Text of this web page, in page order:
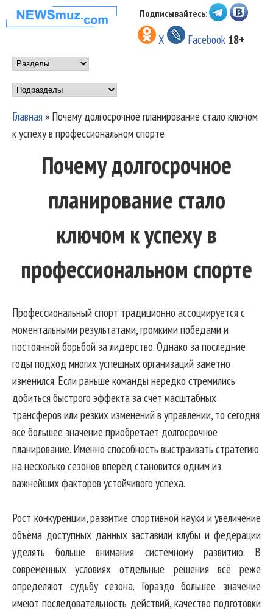
Перейти к основному
содержанию
НОВОСТИ
МУЗЫКИ И
ШОУ БИЗНЕСА
NEWSMUZ.COM
Подписывайтесь:
X Facebook 18+
Main menu
Подразделы
Вы здесь
Главная» Почему долгосрочное планирование стало ключом
к успеху в профессиональном спорте
Почему долгосрочное
планирование стало
ключом к успеху в
профессиональном спорте
Профессиональный спорт традиционно ассоциируется с
моментальными результатами, громкими победами и
постоянной борьбой за лидерство. Однако за последние
годы подход многих успешных организаций заметно
изменился. Если раньше команды нередко стремились
добиться быстрого эффекта за счёт масштабных
трансферов или резких изменений в управлении, то сегодня
всё большее значение приобретает долгосрочное
планирование. Именно способность выстраивать стратегию
на несколько сезонов вперёд становится одним из
важнейших факторов устойчивого успеха.
Рост конкуренции, развитие спортивной науки и увеличение
объёма доступных данных заставили клубы и федерации
уделять больше внимания системному развитию. В
современных условиях отдельные решения всё реже
определяют судьбу сезона. Гораздо большее значение
имеют последовательность действий, качество подготовки